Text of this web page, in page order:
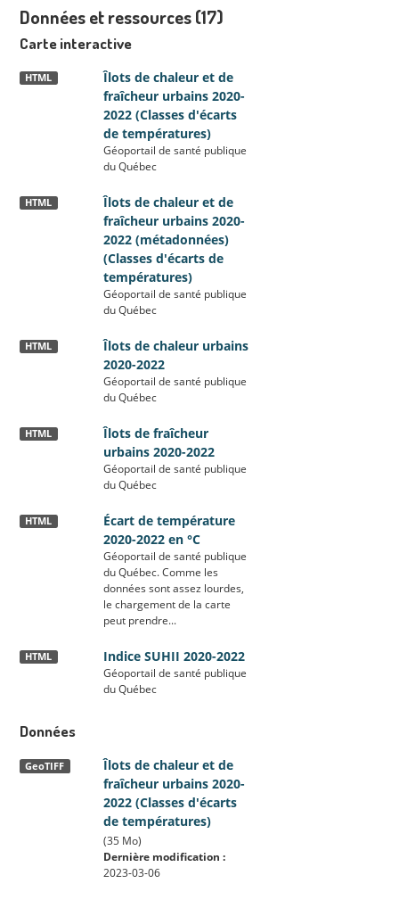
Données et ressources (17)
Carte interactive
Îlots de chaleur et de
fraîcheur urbains 2020-
2022 (Classes d'écarts
de températures)
HTML
Géoportail de santé publique
du Québec
Îlots de chaleur et de
fraîcheur urbains 2020-
2022 (métadonnées)
(Classes d'écarts de
températures)
HTML
Géoportail de santé publique
du Québec
Îlots de chaleur urbains
2020-2022
HTML
Géoportail de santé publique
du Québec
Îlots de fraîcheur
urbains 2020-2022
HTML
Géoportail de santé publique
du Québec
Écart de température
2020-2022 en °C
HTML
Géoportail de santé publique
du Québec. Comme les
données sont assez lourdes,
le chargement de la carte
peut prendre...
Indice SUHII 2020-2022
HTML
Géoportail de santé publique
du Québec
Données
Îlots de chaleur et de
fraîcheur urbains 2020-
2022 (Classes d'écarts
de températures)
GeoTIFF
(35 Mo)
Dernière modification :
2023-03-06